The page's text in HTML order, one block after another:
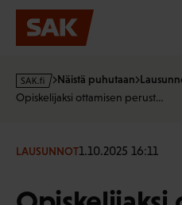
Hyppää
sisältöön
s
a
f
Näistä puhutaan
Opiskelijaksi ottamisen perust…
LAUSUNNOT1.10.2025 16:11